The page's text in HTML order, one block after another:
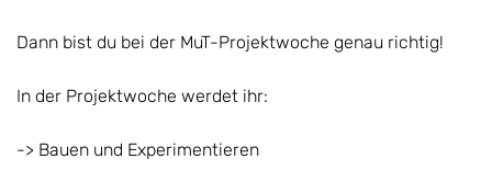
Dann bist du bei der MuT-Projektwoche genau richtig!
In der Projektwoche werdet ihr:
-> Bauen und Experimentieren